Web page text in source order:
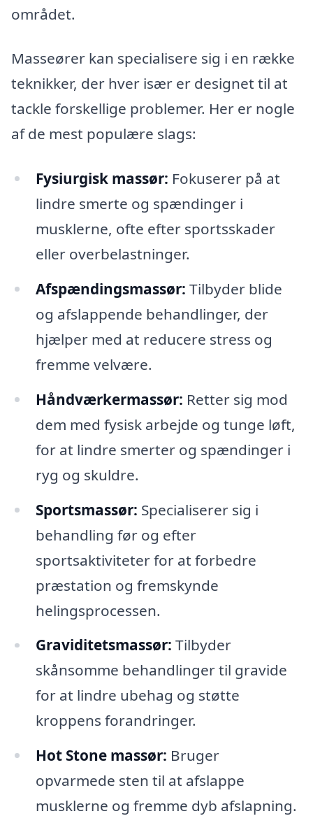
området.
Masseører kan specialisere sig i en række
teknikker, der hver især er designet til at
tackle forskellige problemer. Her er nogle
af de mest populære slags:
Fysiurgisk massør: Fokuserer på at
lindre smerte og spændinger i
musklerne, ofte efter sportsskader
eller overbelastninger.
Afspændingsmassør: Tilbyder blide
og afslappende behandlinger, der
hjælper med at reducere stress og
fremme velvære.
Håndværkermassør: Retter sig mod
dem med fysisk arbejde og tunge løft,
for at lindre smerter og spændinger i
ryg og skuldre.
Sportsmassør: Specialiserer sig i
behandling før og efter
sportsaktiviteter for at forbedre
præstation og fremskynde
helingsprocessen.
Graviditetsmassør: Tilbyder
skånsomme behandlinger til gravide
for at lindre ubehag og støtte
kroppens forandringer.
Hot Stone massør: Bruger
opvarmede sten til at afslappe
musklerne og fremme dyb afslapning.